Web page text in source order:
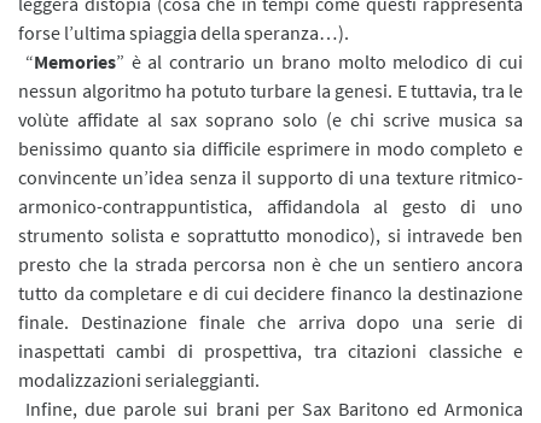
forse l’ultima spiaggia della speranza…).
“Memories” è al contrario un brano molto melodico di cui
nessun algoritmo ha potuto turbare la genesi. E tuttavia, tra le
volùte affidate al sax soprano solo (e chi scrive musica sa
benissimo quanto sia difficile esprimere in modo completo e
convincente un’idea senza il supporto di una texture ritmico-
armonico-contrappuntistica, affidandola al gesto di uno
strumento solista e soprattutto monodico), si intravede ben
presto che la strada percorsa non è che un sentiero ancora
tutto da completare e di cui decidere financo la destinazione
finale. Destinazione finale che arriva dopo una serie di
inaspettati cambi di prospettiva, tra citazioni classiche e
modalizzazioni serialeggianti.
Infine, due parole sui brani per Sax Baritono ed Armonica